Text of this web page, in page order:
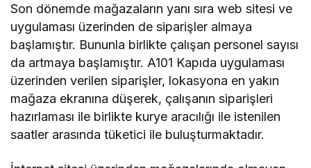
Son dönemde mağazaların yanı sıra web sitesi ve
uygulaması üzerinden de siparişler almaya
başlamıştır. Bununla birlikte çalışan personel sayısı
da artmaya başlamıştır. A101 Kapıda uygulaması
üzerinden verilen siparişler, lokasyona en yakın
mağaza ekranına düşerek, çalışanın siparişleri
hazırlaması ile birlikte kurye aracılığı ile istenilen
saatler arasında tüketici ile buluşturmaktadır.